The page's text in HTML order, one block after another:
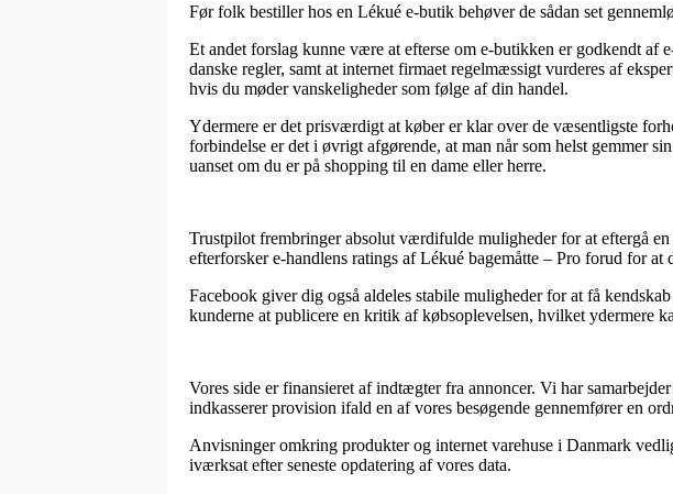
Før folk bestiller hos en Lékué e-butik behøver de sådan set
Et andet forslag kunne være at efterse om e-butikken er godkendt af
danske regler, samt at internet firmaet regelmæssigt vurderes af
hvis du møder vanskeligheder som følge af din handel.
Ydermere er det prisværdigt at køber er klar over de væsentligste
forbindelse er det i øvrigt afgørende, at man når som helst gemmer
uanset om du er på shopping til en dame eller herre.
Trustpilot frembringer absolut værdifulde muligheder for at eftergå
efterforsker e-handlens ratings af Lékué bagemåtte – Pro forud for at
Facebook giver dig også aldeles stabile muligheder for at få
kunderne at publicere en kritik af købsoplevelsen, hvilket ydermere
Vores side er finansieret af indtægter fra annoncer. Vi har
indkasserer provision ifald en af vores besøgende gennemfører en
Anvisninger omkring produkter og internet varehuse i Danmark
iværksat efter seneste opdatering af vores data.